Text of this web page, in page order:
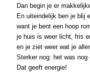
Dan begin je er
En uiteindelijk ben je blij
want je bent een hoop
je huis is weer licht, fris
en je ziet weer wat je
Sterker nog: het was nog
Dat geeft energie!